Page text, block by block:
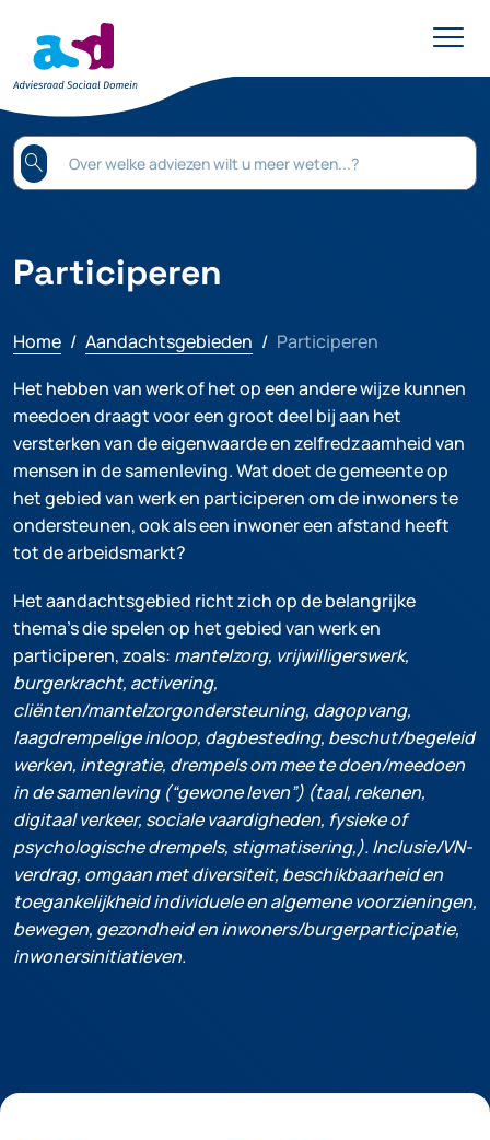
search
Participeren
Home Aandachtsgebieden
Participeren
Het hebben van werk of het op een andere wijze kunnen
meedoen draagt voor een groot deel bij aan het
versterken van de eigenwaarde en zelfredzaamheid van
mensen in de samenleving. Wat doet de gemeente op
het gebied van werk en participeren om de inwoners te
ondersteunen, ook als een inwoner een afstand heeft
tot de arbeidsmarkt?
Het aandachtsgebied richt zich op de belangrijke
thema’s die spelen op het gebied van werk en
participeren, zoals: mantelzorg, vrijwilligerswerk,
burgerkracht, activering,
cliënten/mantelzorgondersteuning, dagopvang,
laagdrempelige inloop, dagbesteding, beschut/begeleid
werken, integratie, drempels om mee te doen/meedoen
in de samenleving (“gewone leven”) (taal, rekenen,
digitaal verkeer, sociale vaardigheden, fysieke of
psychologische drempels, stigmatisering,). Inclusie/VN-
verdrag, omgaan met diversiteit, beschikbaarheid en
toegankelijkheid individuele en algemene voorzieningen,
bewegen, gezondheid en inwoners/burgerparticipatie,
inwonersinitiatieven.